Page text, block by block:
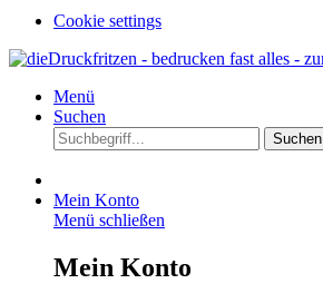
Cookie settings
Menü
Suchen
Suchen
Mein Konto
Menü schließen
Mein Konto